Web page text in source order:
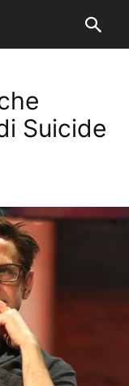
Suicide